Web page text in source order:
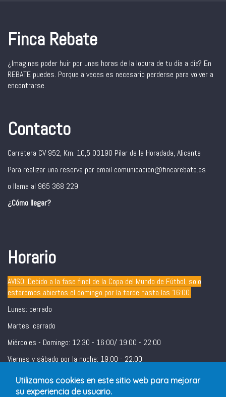
Finca Rebate
¿Imaginas poder huir por unas horas de la locura de tu día a día? En
REBATE puedes. Porque a veces es necesario perderse para volver a
encontrarse.
Contacto
Carretera CV 952, Km. 10,5 03190 Pilar de la Horadada, Alicante
Para realizar una reserva por email comunicacion@fincarebate.es
o llama al 965 368 229
¿Cómo llegar?
Horario
AVISO: Debido a la fase final de la Copa del Mundo de Fútbol, solo
estaremos abiertos el domingo por la tarde hasta las 16:00.
Lunes: cerrado
Martes: cerrado
Miércoles - Domingo: 12:30 - 16:00/ 19:00 - 22:00
Viernes y sábado por la noche: 19:00 - 22:00
Utilizamos cookies en este sitio web para mejorar
su experiencia de usuario.